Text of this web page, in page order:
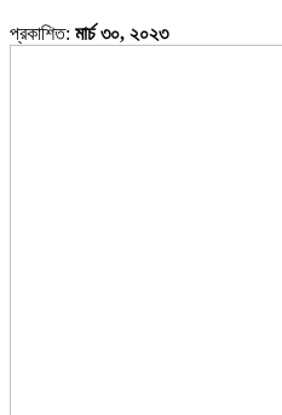
প্রকাশিত: মার্চ ৩০, ২০২৩